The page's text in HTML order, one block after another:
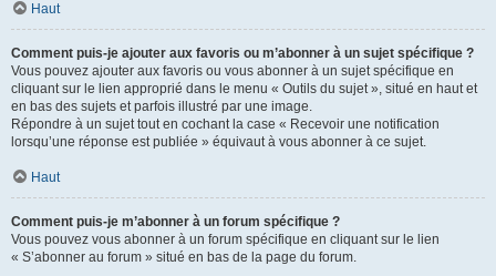
Haut
Comment puis-je ajouter aux favoris ou m’abonner à un sujet spécifique ?
Vous pouvez ajouter aux favoris ou vous abonner à un sujet spécifique en
cliquant sur le lien approprié dans le menu « Outils du sujet », situé en haut et
en bas des sujets et parfois illustré par une image.
Répondre à un sujet tout en cochant la case « Recevoir une notification
lorsqu’une réponse est publiée » équivaut à vous abonner à ce sujet.
Haut
Comment puis-je m’abonner à un forum spécifique ?
Vous pouvez vous abonner à un forum spécifique en cliquant sur le lien
« S’abonner au forum » situé en bas de la page du forum.